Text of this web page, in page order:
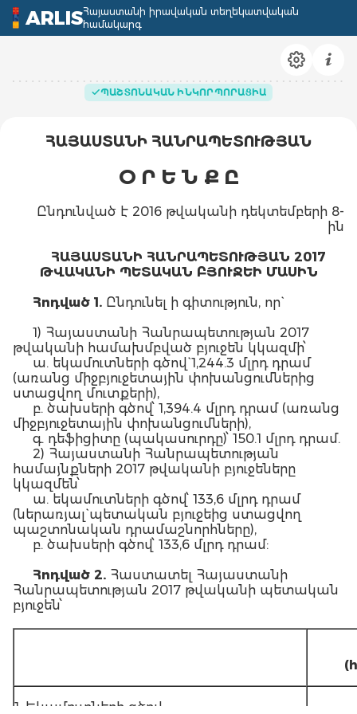
ARLISՀայաստանի իրավական տեղեկատվական
համակարգ
ՊԱՇՏՈՆԱԿԱՆ ԻՆԿՈՐՊՈՐԱՑԻԱ
ՀԱՅԱՍՏԱՆԻ ՀԱՆՐԱՊԵՏՈՒԹՅԱՆ
Օ Ր Ե Ն Ք Ը
Ընդունված է 2016 թվականի դեկտեմբերի 8-
ին
ՀԱՅԱՍՏԱՆԻ ՀԱՆՐԱՊԵՏՈՒԹՅԱՆ 2017
ԹՎԱԿԱՆԻ ՊԵՏԱԿԱՆ ԲՅՈՒՋԵԻ ՄԱՍԻՆ
Հոդված 1. Ընդունել ի գիտություն, որ`
1) Հայաստանի Հանրապետության 2017
թվականի համախմբված բյուջեն կկազմի՝
ա. եկամուտների գծով` 1,244.3 մլրդ դրամ
(առանց միջբյուջետային փոխանցումներից
ստացվող մուտքերի),
բ. ծախսերի գծով՝ 1,394.4 մլրդ դրամ (առանց
միջբյուջետային փոխանցումների),
գ. դեֆիցիտը (պակասուրդը)՝ 150.1 մլրդ դրամ.
2) Հայաստանի Հանրապետության
համայնքների 2017 թվականի բյուջեները
կկազմեն՝
ա. եկամուտների գծով՝ 133,6 մլրդ դրամ
(ներառյալ` պետական բյուջեից ստացվող
պաշտոնական դրամաշնորհները),
բ. ծախսերի գծով՝ 133,6 մլրդ դրամ:
Հոդված 2. Հաստատել Հայաստանի
Հանրապետության 2017 թվականի պետական
բյուջեն՝
1. Եկամուտների գծով